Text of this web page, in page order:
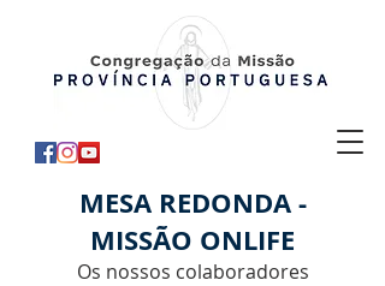
MESA REDONDA -
MISSÃO ONLIFE
Os nossos colaboradores